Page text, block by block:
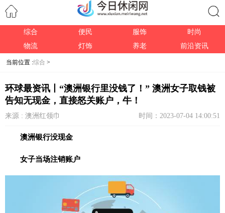
综合 便民 服饰
时尚
物流
灯饰 养老 前沿资讯
当前位置 :综合 >
环球最资讯丨“澳洲银行里没钱了！” 澳洲女子取钱被
告知无现金，直接怒关账户，牛！
来源 : 澳洲红领巾 时间：2023-07-04 14:00:51
澳洲银行没现金
女子当场注销账户